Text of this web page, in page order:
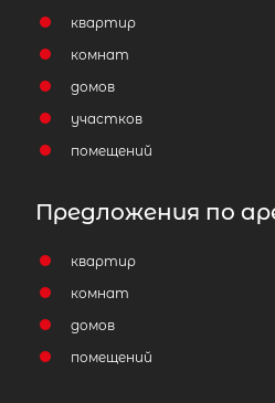
квартир
комнат
домов
участков
помещений
Предложения по
квартир
комнат
домов
помещений